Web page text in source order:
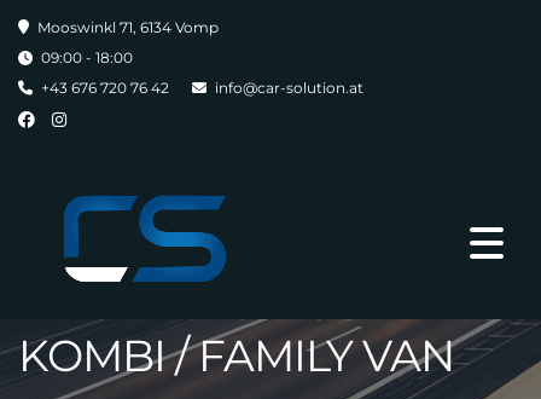
Mooswinkl 71, 6134 Vomp
09:00 - 18:00
+43 676 720 76 42
info@car-solution.at
AUDI A4 AVANT 35 TDI
S-TRONIC S-
KOMBI / FAMILY VAN